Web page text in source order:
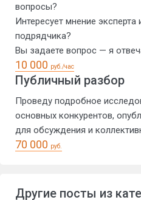
вопросы?
Интересует мнение
подрядчика?
Вы задаете вопрос — я
10 000 руб./час
Публичный разбор
Проведу подробное
основных конкурентов,
для обсуждения и
70 000 руб.
Другие посты из